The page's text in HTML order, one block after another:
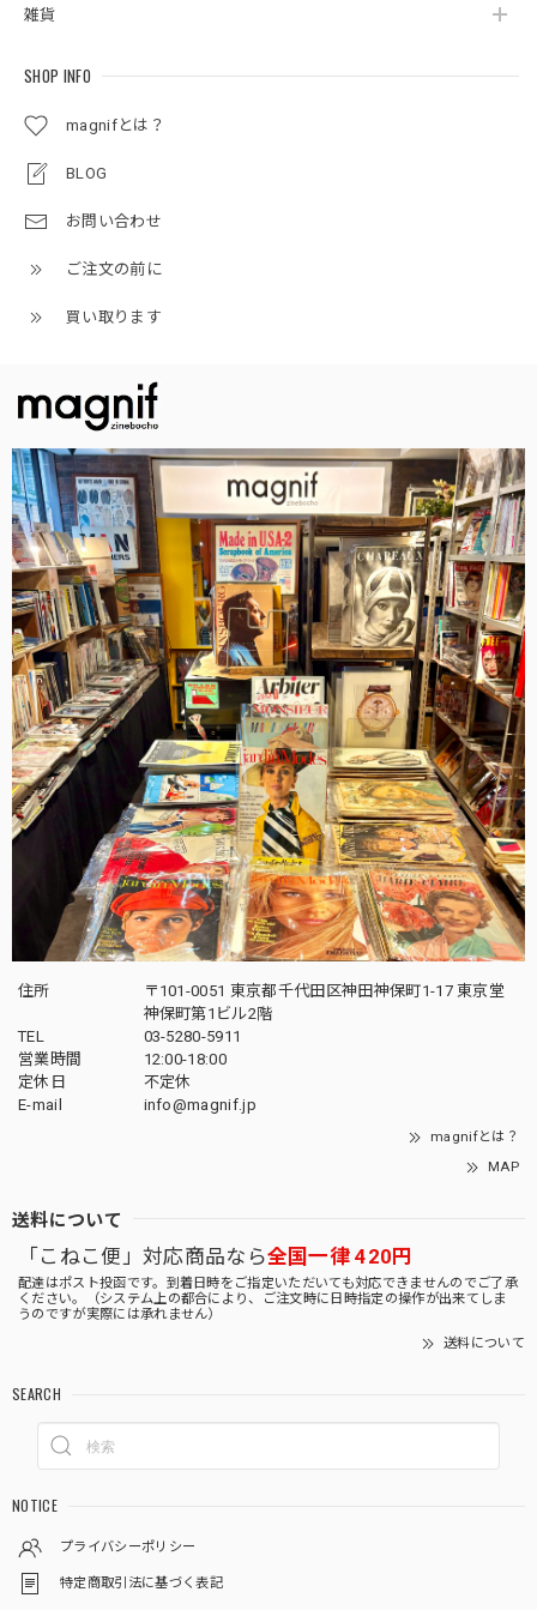
雑貨
SHOP INFO
magnifとは？
BLOG
お問い合わせ
ご注文の前に
買い取ります
住所
〒101-0051 東京都千代田区神田神保町1-17 東京堂
神保町第1ビル2階
TEL
03-5280-5911
営業時間
12:00-18:00
定休日
不定休
E-mail
info@magnif.jp
magnifとは？
MAP
送料について
「こねこ便」対応商品なら全国一律 420円
配達はポスト投函です。到着日時をご指定いただいても対応できませんのでご了承
ください。（システム上の都合により、ご注文時に日時指定の操作が出来てしま
うのですが実際には承れません）
送料について
SEARCH
NOTICE
プライバシーポリシー
特定商取引法に基づく表記